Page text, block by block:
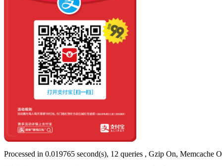
Processed in 0.019765 second(s), 12 queries , Gzip On, Memcache